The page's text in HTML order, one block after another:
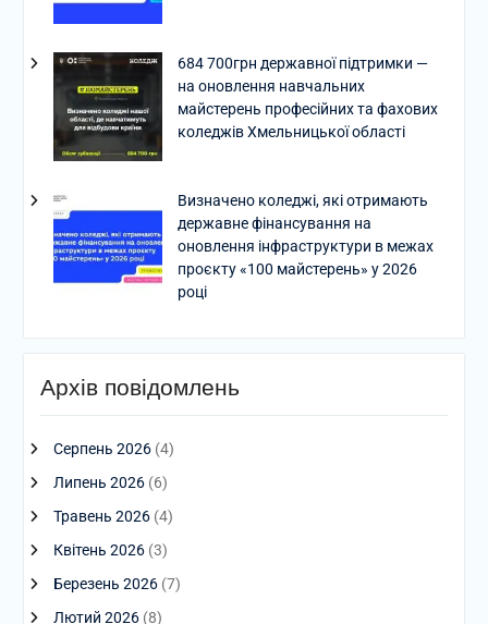
684 700грн державної підтримки —
на оновлення навчальних
майстерень професійних та фахових
коледжів Хмельницької області
Визначено коледжі, які отримають
державне фінансування на
оновлення інфраструктури в межах
проєкту «100 майстерень» у 2026
році
Архів повідомлень
Серпень 2026(4)
Липень 2026(6)
Травень 2026(4)
Квітень 2026(3)
Березень 2026(7)
Лютий 2026(8)